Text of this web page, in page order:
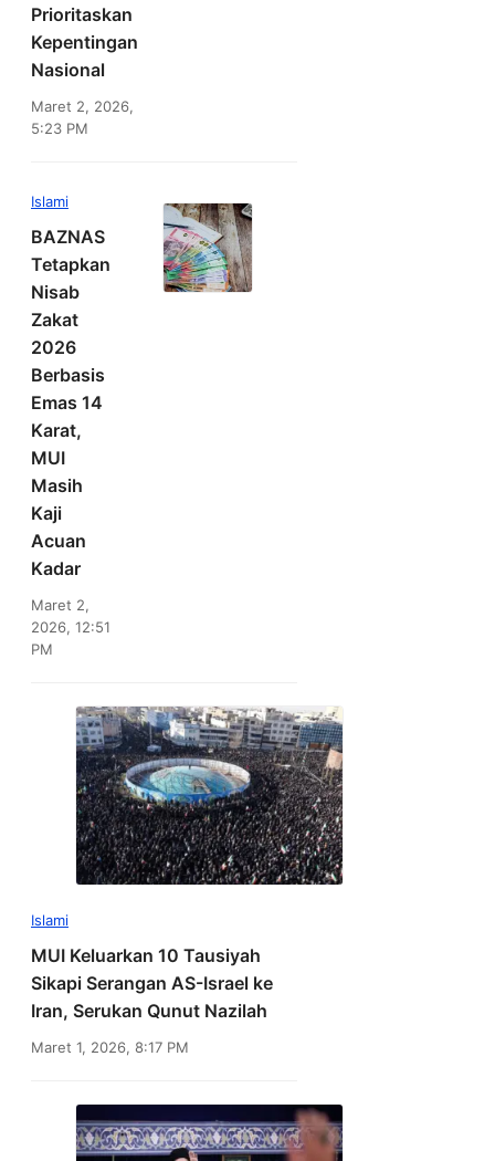
Prioritaskan
Kepentingan
Nasional
Maret 2, 2026,
5:23 PM
Islami
BAZNAS
Tetapkan
Nisab
Zakat
2026
Berbasis
Emas 14
Karat,
MUI
Masih
Kaji
Acuan
Kadar
Maret 2,
2026, 12:51
PM
Islami
MUI Keluarkan 10 Tausiyah
Sikapi Serangan AS-Israel ke
Iran, Serukan Qunut Nazilah
Maret 1, 2026, 8:17 PM